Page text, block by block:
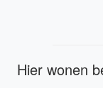
Hier wonen